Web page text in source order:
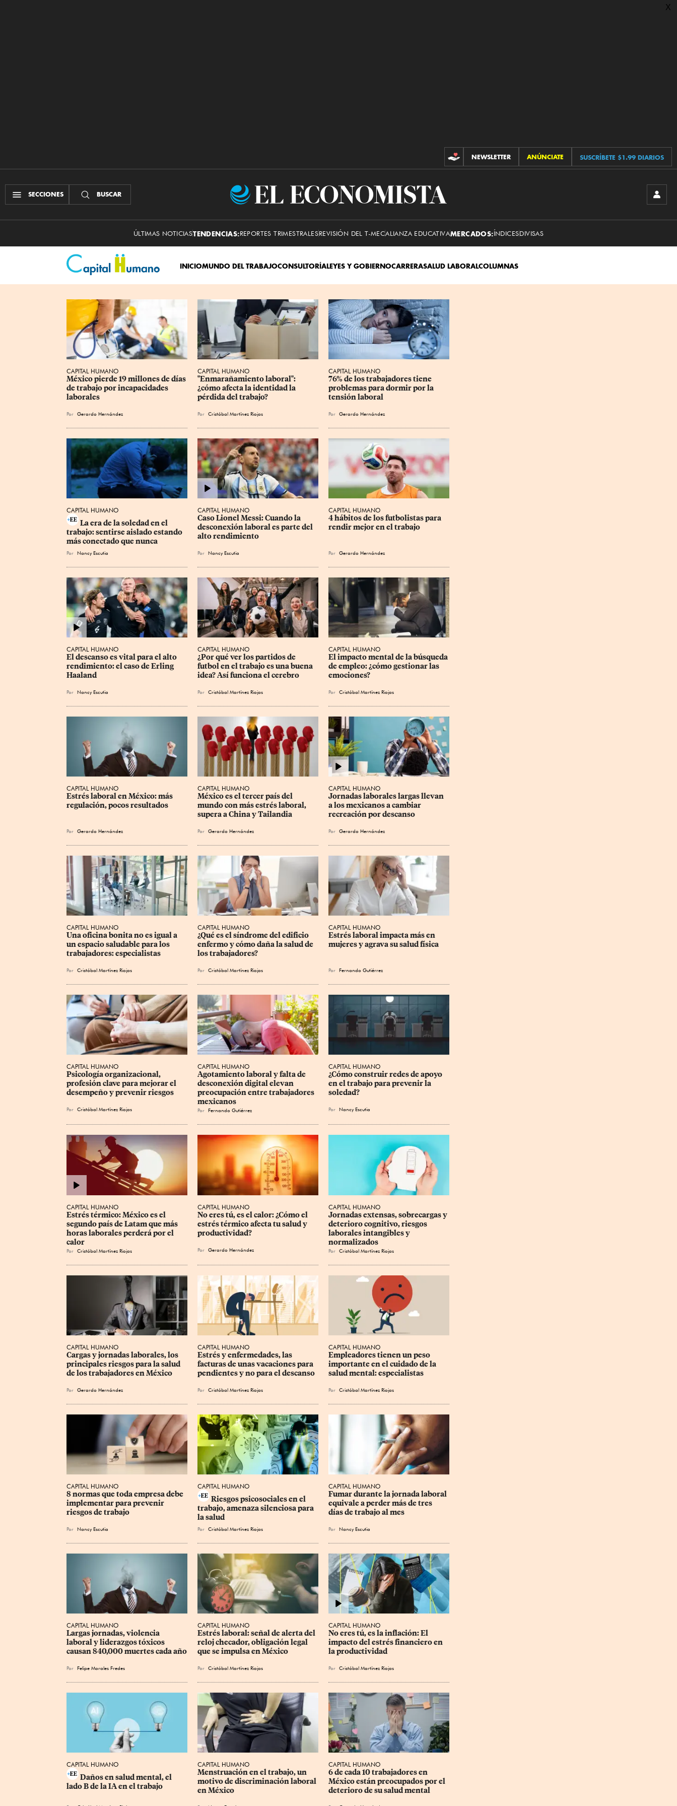
CONTRIBUCIONES
NEWSLETTER ANÚNCIATE SUSCRÍBETE $1.99 DIARIOS
SECCIONES BUSCAR
El
ÚLTIMAS NOTICIASTENDENCIAS:REPORTES TRIMESTRALESREVISIÓN DEL T-MECALIANZA EDUCATIVAMERCADOS:ÍNDICESDIVISAS
INICIOMUNDO DEL TRABAJOCONSULTORÍALEYES Y GOBIERNOCARRERASALUD LABORALCOLUMNAS
CAPITAL HUMANO
México pierde 19 millones de días
de trabajo por incapacidades
laborales
Por Gerardo Hernández
CAPITAL HUMANO
"Enmarañamiento laboral":
¿cómo afecta la identidad la
pérdida del trabajo?
Por Cristóbal Martínez Riojas
CAPITAL HUMANO
76% de los trabajadores tiene
problemas para dormir por la
tensión laboral
Por Gerardo Hernández
CAPITAL HUMANO
La era de la soledad en el
trabajo: sentirse aislado estando
más conectado que nunca
Por Nancy Escutia
CAPITAL HUMANO
Caso Lionel Messi: Cuando la
desconexión laboral es parte del
alto rendimiento
Por Nancy Escutia
CAPITAL HUMANO
4 hábitos de los futbolistas para
rendir mejor en el trabajo
Por Gerardo Hernández
CAPITAL HUMANO
El descanso es vital para el alto
rendimiento: el caso de Erling
Haaland
Por Nancy Escutia
CAPITAL HUMANO
¿Por qué ver los partidos de
futbol en el trabajo es una buena
idea? Así funciona el cerebro
Por Cristóbal Martínez Riojas
CAPITAL HUMANO
El impacto mental de la búsqueda
de empleo: ¿cómo gestionar las
emociones?
Por Cristóbal Martínez Riojas
CAPITAL HUMANO
Estrés laboral en México: más
regulación, pocos resultados
Por Gerardo Hernández
CAPITAL HUMANO
México es el tercer país del
mundo con más estrés laboral,
supera a China y Tailandia
Por Gerardo Hernández
CAPITAL HUMANO
Jornadas laborales largas llevan
a los mexicanos a cambiar
recreación por descanso
Por Gerardo Hernández
CAPITAL HUMANO
Una oficina bonita no es igual a
un espacio saludable para los
trabajadores: especialistas
Por Cristóbal Martínez Riojas
CAPITAL HUMANO
¿Qué es el síndrome del edificio
enfermo y cómo daña la salud de
los trabajadores?
Por Cristóbal Martínez Riojas
CAPITAL HUMANO
Estrés laboral impacta más en
mujeres y agrava su salud física
Por Fernando Gutiérrez
CAPITAL HUMANO
Psicología organizacional,
profesión clave para mejorar el
desempeño y prevenir riesgos
Por Cristóbal Martínez Riojas
CAPITAL HUMANO
Agotamiento laboral y falta de
desconexión digital elevan
preocupación entre trabajadores
mexicanos
Por Fernando Gutiérrez
CAPITAL HUMANO
¿Cómo construir redes de apoyo
en el trabajo para prevenir la
soledad?
Por Nancy Escutia
CAPITAL HUMANO
Estrés térmico: México es el
segundo país de Latam que más
horas laborales perderá por el
calor
Por Cristóbal Martínez Riojas
CAPITAL HUMANO
No eres tú, es el calor: ¿Cómo el
estrés térmico afecta tu salud y
productividad?
Por Gerardo Hernández
CAPITAL HUMANO
Jornadas extensas, sobrecargas y
deterioro cognitivo, riesgos
laborales intangibles y
normalizados
Por Cristóbal Martínez Riojas
CAPITAL HUMANO
Cargas y jornadas laborales, los
principales riesgos para la salud
de los trabajadores en México
Por Gerardo Hernández
CAPITAL HUMANO
Estrés y enfermedades, las
facturas de unas vacaciones para
pendientes y no para el descanso
Por Cristóbal Martínez Riojas
CAPITAL HUMANO
Empleadores tienen un peso
importante en el cuidado de la
salud mental: especialistas
Por Cristóbal Martínez Riojas
CAPITAL HUMANO
8 normas que toda empresa debe
implementar para prevenir
riesgos de trabajo
Por Nancy Escutia
CAPITAL HUMANO
Riesgos psicosociales en el
trabajo, amenaza silenciosa para
la salud
Por Cristóbal Martínez Riojas
CAPITAL HUMANO
Fumar durante la jornada laboral
equivale a perder más de tres
días de trabajo al mes
Por Nancy Escutia
CAPITAL HUMANO
Largas jornadas, violencia
laboral y liderazgos tóxicos
causan 840,000 muertes cada año
Por Felipe Morales Fredes
CAPITAL HUMANO
Estrés laboral: señal de alerta del
reloj checador, obligación legal
que se impulsa en México
Por Cristóbal Martínez Riojas
CAPITAL HUMANO
No eres tú, es la inflación: El
impacto del estrés financiero en
la productividad
Por Cristóbal Martínez Riojas
CAPITAL HUMANO
Daños en salud mental, el
lado B de la IA en el trabajo
CAPITAL HUMANO
Menstruación en el trabajo, un
motivo de discriminación laboral
en México
CAPITAL HUMANO
6 de cada 10 trabajadores en
México están preocupados por el
deterioro de su salud mental
X